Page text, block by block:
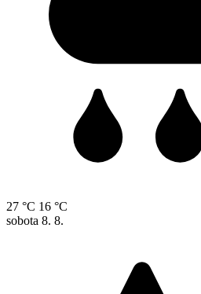
27 °C 16 °C
sobota 8. 8.